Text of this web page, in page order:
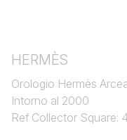
HERMÈS
Orologio Hermès
Intorno al 2000
Ref Collector Square: